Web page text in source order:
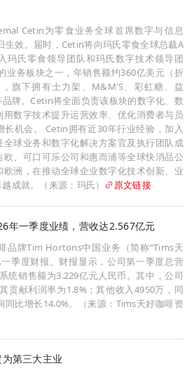
Cetin为零食业务全球首席数字与信息
生效。届时，Cetin将向玛氏零食全球总裁A
玛氏零食领导团队和玛氏数字技术领导团
业务板块之一，年销售额约360亿美元（折
旗下拥有士力架、M&M'S、彩虹糖、益
牌。Cetin将全面负责该板块的数字化、数
数字技术提升运营效率、优化消费者与员
机会。 Cetin拥有近30年行业经验，加入
球业务和数字化解决方案官及执行团队成
欧、可口可乐公司和惠而浦等全球快消品公
洲，在推动全球企业数字化技术创新、业
成就。（来源：玛氏）
原文链接
年一季度业绩，营收达2.567亿元
品牌Tim Hortons中国业务（简称“Tims天
季度财报。财报显示，公司第一季度总营
统销售额为3.229亿元人民币。其中，公司
贡献利润率为1.8%；其他收入4950万，同
同比增长14.0%。（来源：Tims天好咖啡资
第三大主业